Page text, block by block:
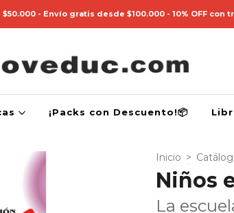
$50.000 - Envío gratis desde $100.000 - 10% OFF con
¡Packs con Descuento!📦
Inicio >
Niños
La